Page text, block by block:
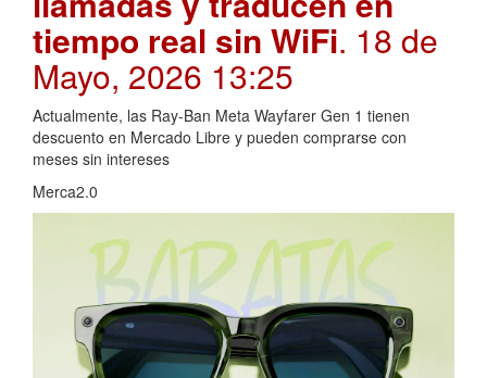
tiempo real sin WiFi. 18 de
Mayo, 2026 13:25
Actualmente, las Ray-Ban Meta Wayfarer Gen 1 tienen
descuento en Mercado Libre y pueden comprarse con
meses sin intereses
Merca2.0